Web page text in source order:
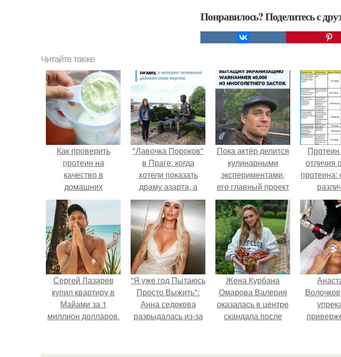
Понравилось? Поделитесь с
Читайте также
Как проверить
протеин на
качество в
домашних
условиях. 6
способов проверки
протеина на
качество.
"Лавочка Пороков"
в Праге: когда
хотели показать
драму азарта, а
получился 18+.
Пока актёр делится
кулинарными
экспериментами,
его главный проект
сделал серьёзный
шаг вперёд.
отличия
протеина:
Сергей Лазарев
купил квартиру в
Майами за 1
миллион долларов.
"Я уже год Пытаюсь
Просто Выжить":
Анна седокова
разрыдалась из-за
Жена Курбана
Омарова Валерия
оказалась в центре
скандала после
её